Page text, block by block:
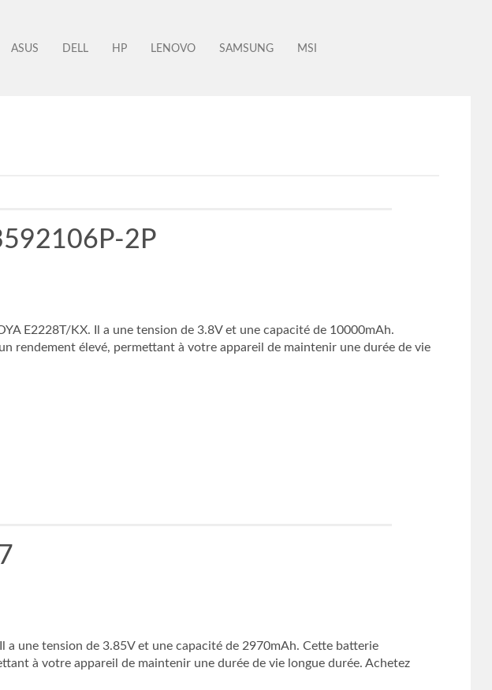
ASUS DELL HP LENOVO SAMSUNG MSI
2P
E2228T/KX. Il a une tension de 3.8V et une capacité de 10000mAh.
rendement élevé, permettant à votre appareil de maintenir une durée de vie
une tension de 3.85V et une capacité de 2970mAh. Cette batterie
à votre appareil de maintenir une durée de vie longue durée. Achetez